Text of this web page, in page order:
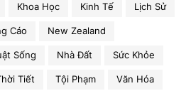
Khoa Học Kinh Tế Lịch Sử
Cáo New Zealand
Sống Nhà Đất Sức Khỏe
Tiết Tội Phạm Văn Hóa